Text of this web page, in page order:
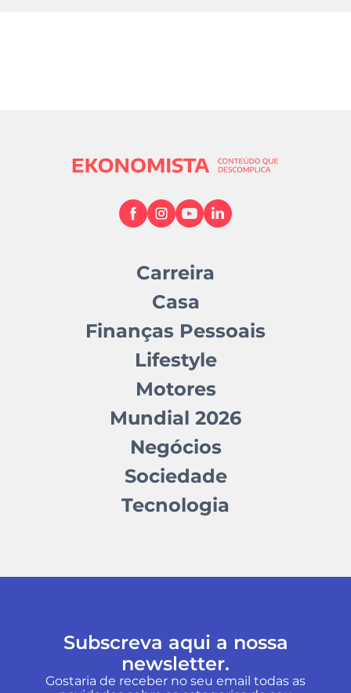
Carreira
Casa
Finanças Pessoais
Lifestyle
Motores
Mundial 2026
Negócios
Sociedade
Tecnologia
Subscreva aqui a nossa
newsletter.
Gostaria de receber no seu email todas as